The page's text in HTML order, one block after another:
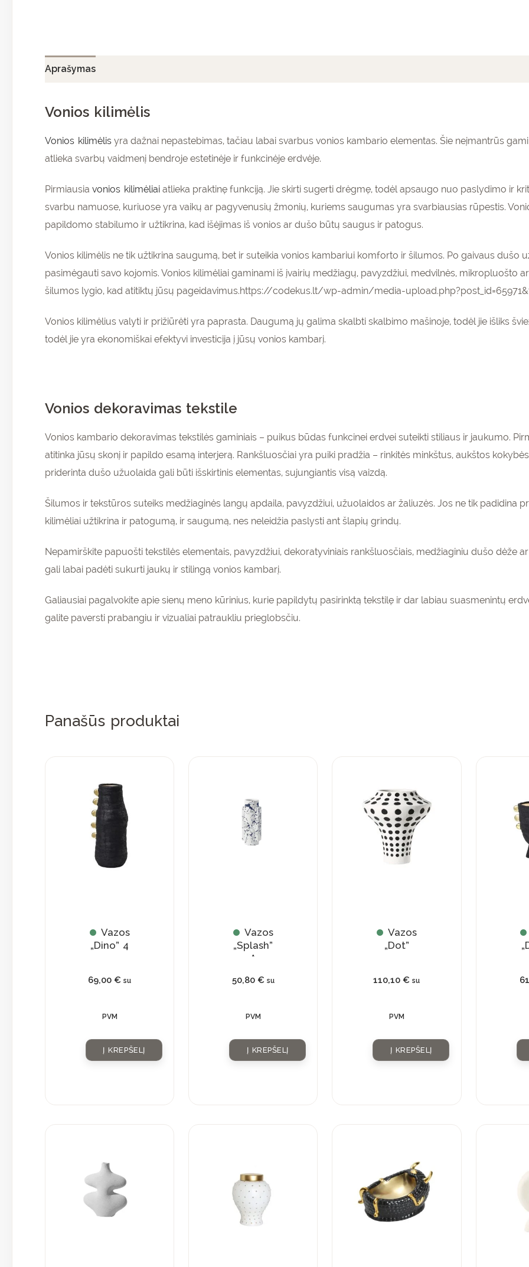
Aprašymas
Vonios kilimėlis
Vonios kilimėlis yra dažnai nepastebimas, tačiau labai svarbus vonios kambario elementas. Šie neįmantrūs
atlieka svarbų vaidmenį bendroje estetinėje ir funkcinėje erdvėje.
Pirmiausia vonios kilimėliai atlieka praktinę funkciją. Jie skirti sugerti drėgmę, todėl apsaugo nuo paslydimo ir
svarbu namuose, kuriuose yra vaikų ar pagyvenusių žmonių, kuriems saugumas yra svarbiausias rūpestis.
papildomo stabilumo ir užtikrina, kad išėjimas iš vonios ar dušo būtų saugus ir patogus.
Vonios kilimėlis ne tik užtikrina saugumą, bet ir suteikia vonios kambariui komforto ir šilumos. Po gaivaus dušo
pasimėgauti savo kojomis. Vonios kilimėliai gaminami iš įvairių medžiagų, pavyzdžiui, medvilnės, mikropluošto
šilumos lygio, kad atitiktų jūsų pageidavimus.https://codekus.lt/wp-admin/media-
Vonios kilimėlius valyti ir prižiūrėti yra paprasta. Daugumą jų galima skalbti skalbimo mašinoje, todėl jie išliks
todėl jie yra ekonomiškai efektyvi investicija į jūsų vonios kambarį.
Vonios dekoravimas tekstile
Vonios kambario dekoravimas tekstilės gaminiais – puikus būdas funkcinei erdvei suteikti stiliaus ir jaukumo.
atitinka jūsų skonį ir papildo esamą interjerą. Rankšluosčiai yra puiki pradžia – rinkitės minkštus, aukštos
priderinta dušo užuolaida gali būti išskirtinis elementas, sujungiantis visą vaizdą.
Šilumos ir tekstūros suteiks medžiaginės langų apdaila, pavyzdžiui, užuolaidos ar žaliuzės. Jos ne tik padidina
kilimėliai užtikrina ir patogumą, ir saugumą, nes neleidžia paslysti ant šlapių grindų.
Nepamirškite papuošti tekstilės elementais, pavyzdžiui, dekoratyviniais rankšluosčiais, medžiaginiu dušo dėže
gali labai padėti sukurti jaukų ir stilingą vonios kambarį.
Galiausiai pagalvokite apie sienų meno kūrinius, kurie papildytų pasirinktą tekstilę ir dar labiau suasmenintų
galite paversti prabangiu ir vizualiai patraukliu prieglobsčiu.
Panašūs produktai
Vazos
„Dino” 4
69,00€ su
PVM
Į KREPŠELĮ
Vazos
„Splash”
A
50,80 € su
PVM
Į KREPŠELĮ
Vazos
„Dot”
110,10€ su
PVM
Į KREPŠELĮ